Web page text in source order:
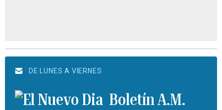
DE LUNES A VIERNES
Boletín A.M.